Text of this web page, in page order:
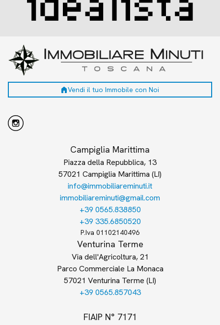
homeVendi il tuo Immobile con Noi
Campiglia Marittima
Piazza della Repubblica, 13
57021 Campiglia Marittima (LI)
info@immobiliareminuti.it
immobiliareminuti@gmail.com
+39 0565.838850
+39 335.6850520
P.Iva 01102140496
Venturina Terme
Via dell'Agricoltura, 21
Parco Commerciale La Monaca
57021 Venturina Terme (LI)
+39 0565.857043
FIAIP N° 7171